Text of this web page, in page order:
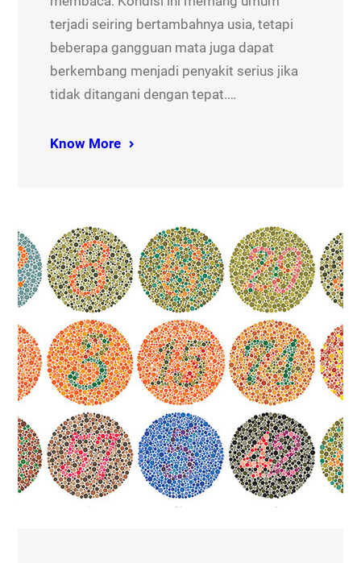
terjadi seiring bertambahnya usia, tetapi
beberapa gangguan mata juga dapat
berkembang menjadi penyakit serius jika
tidak ditangani dengan tepat.…
Know More